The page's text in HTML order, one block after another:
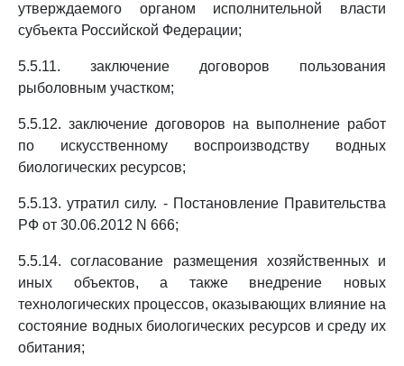
утверждаемого органом исполнительной власти
субъекта Российской Федерации;
5.5.11. заключение договоров пользования
рыболовным участком;
5.5.12. заключение договоров на выполнение работ
по искусственному воспроизводству водных
биологических ресурсов;
5.5.13. утратил силу. - Постановление Правительства
РФ от 30.06.2012 N 666;
5.5.14. согласование размещения хозяйственных и
иных объектов, а также внедрение новых
технологических процессов, оказывающих влияние на
состояние водных биологических ресурсов и среду их
обитания;